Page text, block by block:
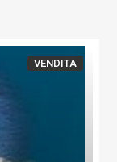
VENDITA